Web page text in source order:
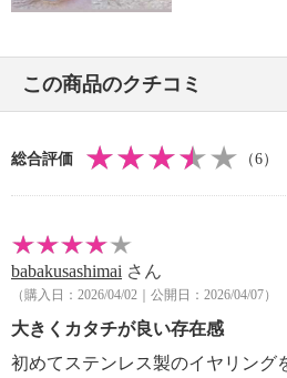
この商品のクチコミ
総合評価 （6）
babakusashimai さん
（購入日：2026/04/02｜公開日：2026/04/07）
大きくカタチが良い存在感
初めてステンレス製のイヤリング